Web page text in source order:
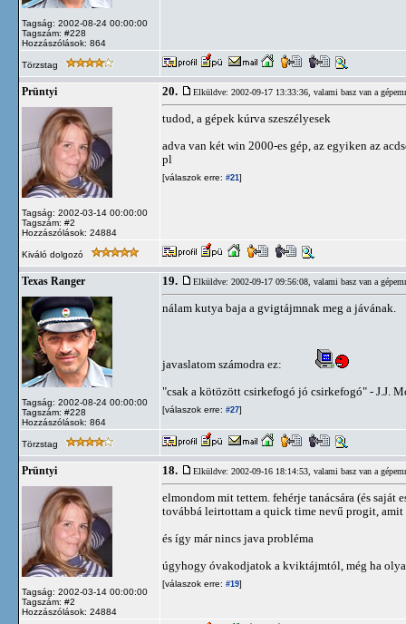
Tagság: 2002-08-24 00:00:00
Tagszám: #228
Hozzászólások: 864
Törzstag
Prüntyi
Tagság: 2002-03-14 00:00:00
Tagszám: #2
Hozzászólások: 24884
20. Elküldve: 2002-09-17 13:33:36, valami basz van a
tudod, a gépek kúrva szeszélyesek
adva van két win 2000-es gép, az egyiken az
pl
[válaszok erre: #21]
Kiváló dolgozó
Texas Ranger
Tagság: 2002-08-24 00:00:00
Tagszám: #228
Hozzászólások: 864
19. Elküldve: 2002-09-17 09:56:08, valami basz van a
nálam kutya baja a gvigtájmnak meg a jávának.
javaslatom számodra ez:
"csak a kötözött csirkefogó jó csirkefogó" - J.J.
[válaszok erre: #27]
Törzstag
Prüntyi
Tagság: 2002-03-14 00:00:00
Tagszám: #2
Hozzászólások: 24884
18. Elküldve: 2002-09-16 18:14:53, valami basz van a
elmondom mit tettem. fehérje tanácsára (és saját
továbbá leirtottam a quick time nevű progit, amit
és így már nincs java probléma
úgyhogy óvakodjatok a kviktájmtól, még ha
[válaszok erre: #19]